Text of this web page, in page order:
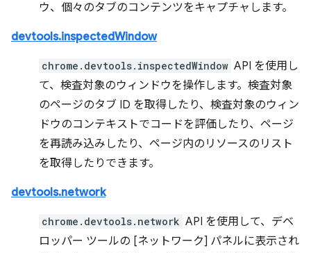
ウ、個々のタブのコンテンツをキャプチャします。
devtools.inspectedWindow
chrome.devtools.inspectedWindow API を使用し
て、検査対象のウィンドウを操作します。検査対象
のページのタブ ID を取得したり、検査対象のウィン
ドウのコンテキストでコードを評価したり、ページ
を再読み込みしたり、ページ内のリソースのリスト
を取得したりできます。
devtools.network
chrome.devtools.network API を使用して、デベ
ロッパー ツールの [ネットワーク] パネルに表示され